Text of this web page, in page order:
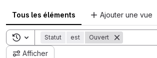
Tous les éléments Ajouter une vue
Toggle search history
Statut est Ouvert
Afficher